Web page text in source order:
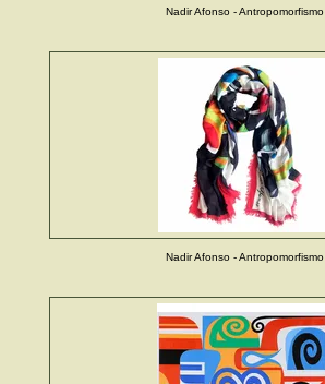
Nadir Afonso - Antropomorfismo
Nadir Afonso - Antropomorfismo